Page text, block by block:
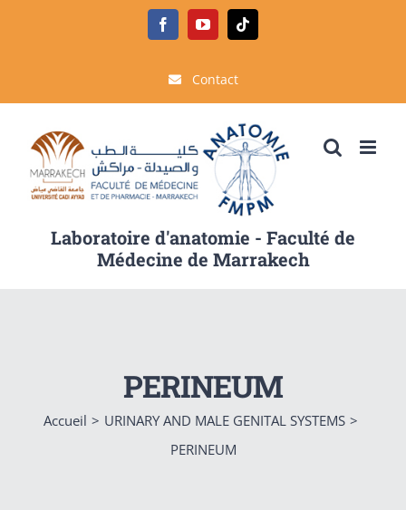
FacebookYouTubeTiktok
Contact
Laboratoire d'anatomie - Faculté de
Médecine de Marrakech
PERINEUM
Accueil
URINARY AND MALE GENITAL SYSTEMS
PERINEUM